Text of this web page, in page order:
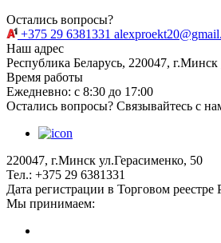
Остались вопросы?
+375 29 6381331
Наш адрес
Республика Беларусь, 220047,
Время работы
Ежедневно: с 8:30 до 17:00
Остались вопросы? Связывайтесь с
220047, г.Минск ул.Герасименко, 50
Тел.: +375 29 6381331
Дата регистрации в Торговом реестре
Мы принимаем: